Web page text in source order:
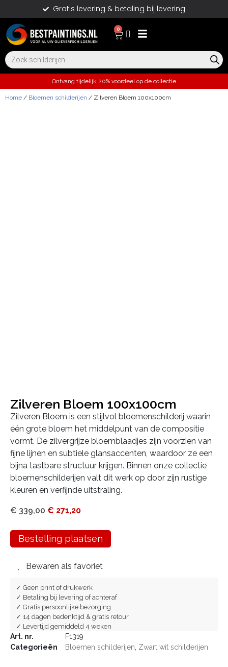
Gratis levering & betaling bij levering
0
Ontvang tijdelijk 20% voordeel op de collectie
Home / Bloemen schilderijen / Zilveren Bloem 100x100cm
Zilveren Bloem 100x100cm
Zilveren Bloem is een stijlvol bloemenschilderij waarin
één grote bloem het middelpunt van de compositie
vormt. De zilvergrijze bloemblaadjes zijn voorzien van
fijne lijnen en subtiele glansaccenten, waardoor ze een
bijna tastbare structuur krijgen. Binnen onze collectie
bloemenschilderijen valt dit werk op door zijn rustige
kleuren en verfijnde uitstraling.
€339,00 € 271,20
Bestelling plaatsen
Bewaren als favoriet
✓ Geen print of drukwerk
✓ Betaling bij levering of achteraf
✓ Gratis persoonlijke bezorging
✓ 14 dagen bedenktijd & gratis retour
✓ Levertijd gemiddeld 4 weken
Art. nr.
F1319
Categorieën
Bloemen schilderijen Zwart wit schilderijen